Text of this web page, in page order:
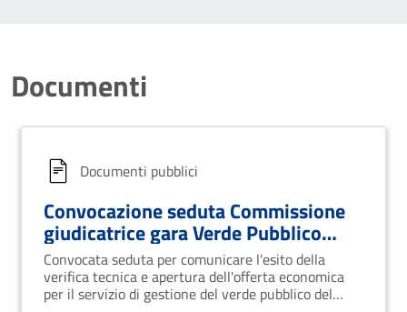
Documenti
Documenti pubblici
Convocazione seduta Commissione
giudicatrice gara Verde Pubblico
Comune
Convocata seduta per comunicare l'esito della
verifica tecnica e apertura dell'offerta economica
per il servizio di gestione del verde pubblico del